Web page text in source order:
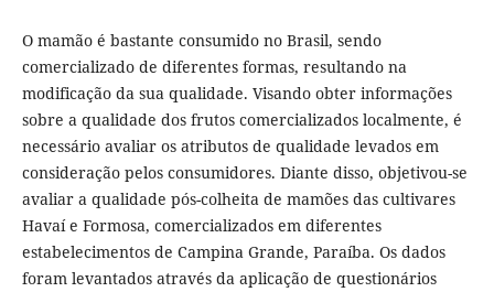
O mamão é bastante consumido no Brasil, sendo
comercializado de diferentes formas, resultando na
modificação da sua qualidade. Visando obter informações
sobre a qualidade dos frutos comercializados localmente, é
necessário avaliar os atributos de qualidade levados em
consideração pelos consumidores. Diante disso, objetivou-se
avaliar a qualidade pós-colheita de mamões das cultivares
Havaí e Formosa, comercializados em diferentes
estabelecimentos de Campina Grande, Paraíba. Os dados
foram levantados através da aplicação de questionários